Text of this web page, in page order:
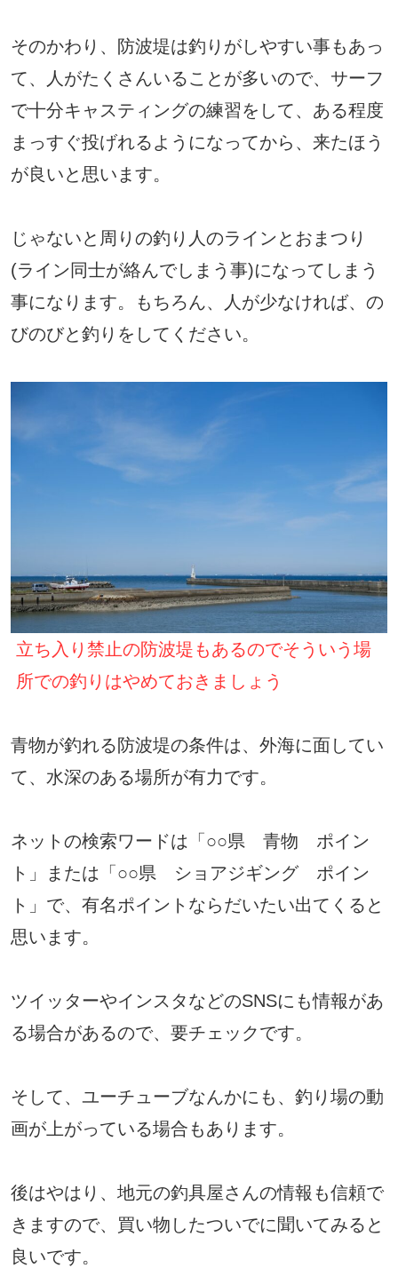
そのかわり、防波堤は釣りがしやすい事もあっ
て、人がたくさんいることが多いので、サーフ
で十分キャスティングの練習をして、ある程度
まっすぐ投げれるようになってから、来たほう
が良いと思います。
じゃないと周りの釣り人のラインとおまつり
(ライン同士が絡んでしまう事)になってしまう
事になります。もちろん、人が少なければ、の
びのびと釣りをしてください。
立ち入り禁止の防波堤もあるのでそういう場
所での釣りはやめておきましょう
青物が釣れる防波堤の条件は、外海に面してい
て、水深のある場所が有力です。
ネットの検索ワードは「○○県 青物 ポイン
ト」または「○○県 ショアジギング ポイン
ト」で、有名ポイントならだいたい出てくると
思います。
ツイッターやインスタなどのSNSにも情報があ
る場合があるので、要チェックです。
そして、ユーチューブなんかにも、釣り場の動
画が上がっている場合もあります。
後はやはり、地元の釣具屋さんの情報も信頼で
きますので、買い物したついでに聞いてみると
良いです。